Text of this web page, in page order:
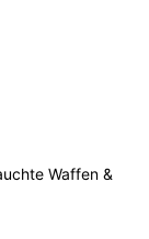
Waffen &